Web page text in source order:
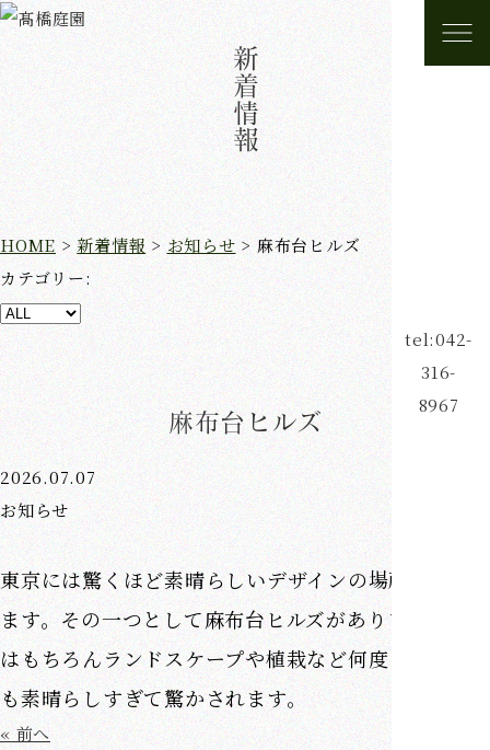
tel:042-
316-
8967
新着情報
HOME>新着情報 >お知らせ>麻布台ヒルズ
カテゴリー:
麻布台ヒルズ
2026.07.07
お知らせ
東京には驚くほど素晴らしいデザインの場所があり
ます。その一つとして麻布台ヒルズがあります。建物
はもちろんランドスケープや植栽など何度も行って
も素晴らしすぎて驚かされます。
« 前へ